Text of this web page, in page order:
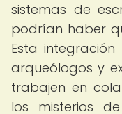
sistemas de
podrían haber
Esta
arqueólogos y
trabajen en
los misterios